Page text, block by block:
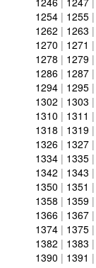
1254 | 1255 |
1262 | 1263 |
1270 | 1271 |
1278 | 1279 |
1286 | 1287 |
1294 | 1295 |
1302 | 1303 |
1310 | 1311 |
1318 | 1319 |
1326 | 1327 |
1334 | 1335 |
1342 | 1343 |
1350 | 1351 |
1358 | 1359 |
1366 | 1367 |
1374 | 1375 |
1382 | 1383 |
1390 | 1391 |